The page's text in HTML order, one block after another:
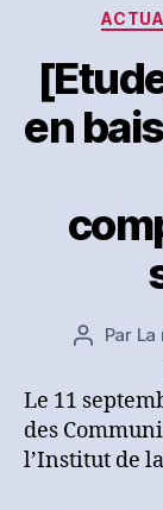
en
Auteur
Par La
Le 11
des
l’Institut de